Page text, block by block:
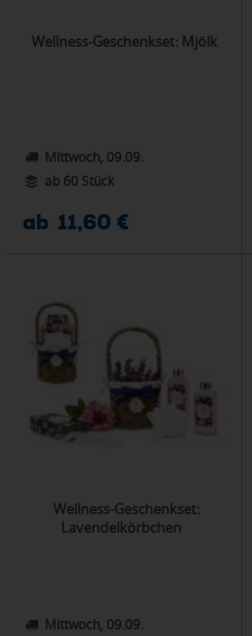
Wellness-Geschenkset: Mjölk
Mittwoch, 09.09.
ab 60 Stück
ab 11,60 €
Wellness-Geschenkset:
Lavendelkörbchen
Mittwoch, 09.09.